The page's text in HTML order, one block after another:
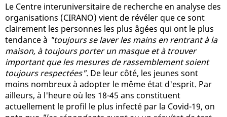
Le Centre interuniversitaire de recherche en analyse des
organisations (CIRANO) vient de révéler que ce sont
clairement les personnes les plus âgées qui ont le plus
tendance à "toujours se laver les mains en rentrant à la
maison, à toujours porter un masque et à trouver
important que les mesures de rassemblement soient
toujours respectées". De leur côté, les jeunes sont
moins nombreux à adopter le même état d'esprit. Par
ailleurs, à l'heure où les 18-45 ans constituent
actuellement le profil le plus infecté par la Covid-19, on